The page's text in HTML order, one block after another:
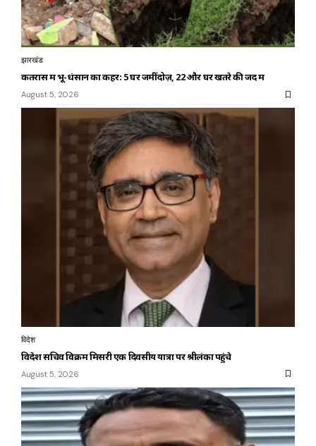
झारखंड
कतरास में भू-धंसान का कहर: 5 घर जमींदोज़, 22 और घर खतरे की जद में
August 5, 2026
विदेश
विदेश सचिव विक्रम मिसरी एक दिवसीय यात्रा पर श्रीलंका पहुंचे
August 5, 2026